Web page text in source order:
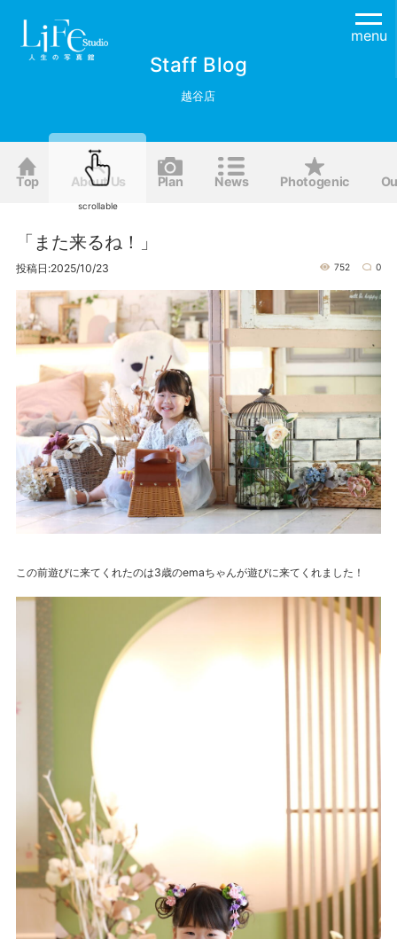
menu
Staff Blog
越谷店
Top About Us Plan News Photogenic
「また来るね！」
投稿日:2025/10/23 752 0
この前遊びに来てくれたのは3歳のemaちゃんが遊びに来てくれました！